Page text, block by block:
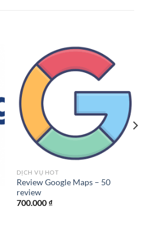
DỊCH VỤ HOT
Review Google Maps – 50
review
700.000₫